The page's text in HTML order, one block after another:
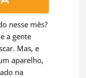
nesse mês?
a gente
Mas, e
aparelho,
na